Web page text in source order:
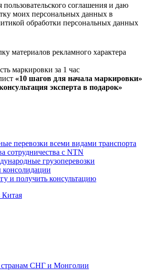
соглашения и даю
моих персональных данных в
обработки персональных данных
материалов рекламного характера
маркировки за 1 час
«10 шагов для начала маркировки»
эксперта в подарок»
перевозки всеми видами транспорта
сотрудничества с NTN
грузоперевозки
и получить консультацию
Китая
странам СНГ и Монголии